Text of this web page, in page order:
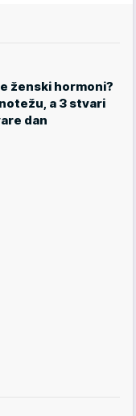
ženski hormoni?
a 3 stvari
dan